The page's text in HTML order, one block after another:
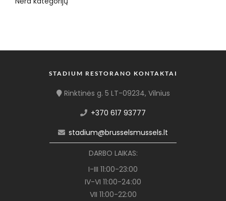
STADIUM RESTORANO KONTAKTAI
Rinktinės g. 5 LT-09234, Vilnius
+370 617 93777
stadium@brusselsmussels.lt
DARBO LAIKAS:
I-III 11:00-23:00
IV-VI 11:00-24:00
VII 11:00-22:00